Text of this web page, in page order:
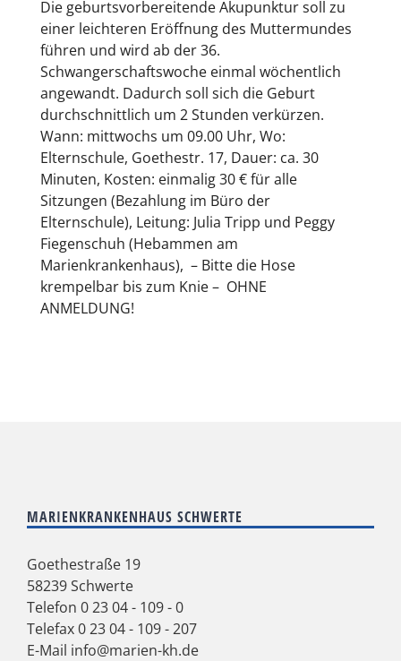
Die geburtsvorbereitende Akupunktur soll zu
einer leichteren Eröffnung des Muttermundes
führen und wird ab der 36.
Schwangerschaftswoche einmal wöchentlich
angewandt. Dadurch soll sich die Geburt
durchschnittlich um 2 Stunden verkürzen.
Wann: mittwochs um 09.00 Uhr, Wo:
Elternschule, Goethestr. 17, Dauer: ca. 30
Minuten, Kosten: einmalig 30 € für alle
Sitzungen (Bezahlung im Büro der
Elternschule), Leitung: Julia Tripp und Peggy
Fiegenschuh (Hebammen am
Marienkrankenhaus), – Bitte die Hose
krempelbar bis zum Knie – OHNE
ANMELDUNG!
MARIENKRANKENHAUS SCHWERTE
Goethestraße 19
58239 Schwerte
Telefon 0 23 04 - 109 - 0
Telefax 0 23 04 - 109 - 207
E-Mail info@marien-kh.de